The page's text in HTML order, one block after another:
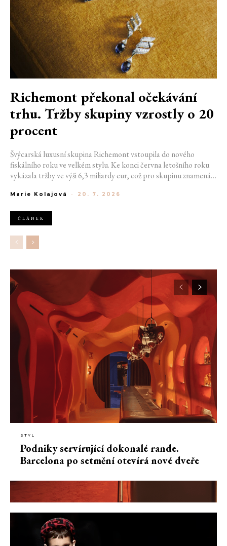
Richemont překonal očekávání
trhu. Tržby skupiny vzrostly o 20
procent
Švýcarská luxusní skupina Richemont vstoupila do nového
fiskálního roku ve velkém stylu. Ke konci června letošního roku
vykázala tržby ve výši 6,3 miliardy eur, což pro skupinu znamená
luxusním zůstává i přes přetrvávající ekonomickou nejistotu
Marie Kolajová - 20. 7. 2026
ČLÁNEK
STYL
Podniky servírující dokonalé rande.
Barcelona po setmění otevírá nové dveře